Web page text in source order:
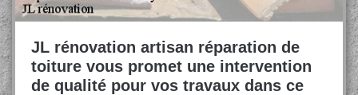
JL rénovation artisan réparation de
toiture vous promet une intervention
de qualité pour vos travaux dans ce